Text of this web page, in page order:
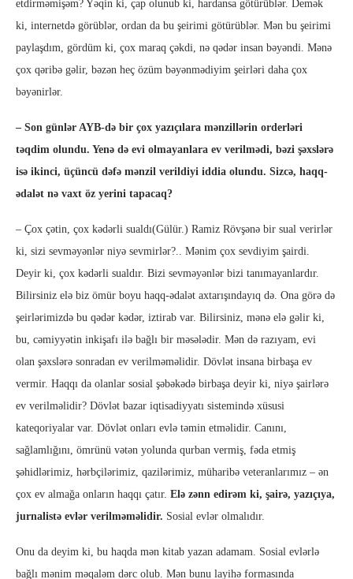
etdirməmişəm? Yəqin ki, çap olunub ki, hardansa götürüblər. Demək
ki, internetdə görüblər, ordan da bu şeirimi götürüblər. Mən bu şeirimi
paylaşdım, gördüm ki, çox maraq çəkdi, nə qədər insan bəyəndi. Mənə
çox qəribə gəlir, bəzən heç özüm bəyənmədiyim şeirləri daha çox
bəyənirlər.
– Son günlər AYB-də bir çox yazıçılara mənzillərin orderləri
təqdim olundu. Yenə də evi olmayanlara ev verilmədi, bəzi şəxslərə
isə ikinci, üçüncü dəfə mənzil verildiyi iddia olundu. Sizcə, haqq-
ədalət nə vaxt öz yerini tapacaq?
– Çox çətin, çox kədərli sualdı(Gülür.) Ramiz Rövşənə bir sual verirlər
ki, sizi sevməyənlər niyə sevmirlər?.. Mənim çox sevdiyim şairdi.
Deyir ki, çox kədərli sualdır. Bizi sevməyənlər bizi tanımayanlardır.
Bilirsiniz elə biz ömür boyu haqq-ədalət axtarışındayıq də. Ona görə də
şeirlərimizdə bu qədər kədər, iztirab var. Bilirsiniz, mənə elə gəlir ki,
bu, cəmiyyətin inkişafı ilə bağlı bir məsələdir. Mən də razıyam, evi
olan şəxslərə sonradan ev verilməməlidir. Dövlət insana birbaşa ev
vermir. Haqqı da olanlar sosial şəbəkədə birbaşa deyir ki, niyə şairlərə
ev verilməlidir? Dövlət bazar iqtisadiyyatı sistemində xüsusi
kateqoriyalar var. Dövlət onları evlə təmin etməlidir. Canını,
sağlamlığını, ömrünü vətən yolunda qurban vermiş, fəda etmiş
şəhidlərimiz, hərbçilərimiz, qazilərimiz, müharibə veteranlarımız – ən
çox ev almağa onların haqqı çatır. Elə zənn edirəm ki, şairə, yazıçıya,
jurnalistə evlər verilməməlidir. Sosial evlər olmalıdır.
Onu da deyim ki, bu haqda mən kitab yazan adamam. Sosial evlərlə
bağlı mənim məqaləm dərc olub. Mən bunu layihə formasında